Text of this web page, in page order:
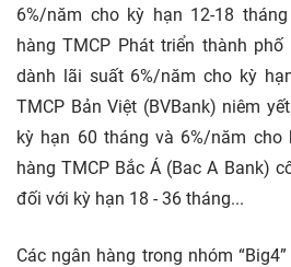
6%/năm cho kỳ hạn 12-18
hàng TMCP Phát triển thành phố
dành lãi suất 6%/năm cho kỳ
TMCP Bản Việt (BVBank) niêm
kỳ hạn 60 tháng và 6%/năm cho
hàng TMCP Bắc Á (Bac A Bank)
đối với kỳ hạn 18 - 36 tháng...
Các ngân hàng trong nhóm